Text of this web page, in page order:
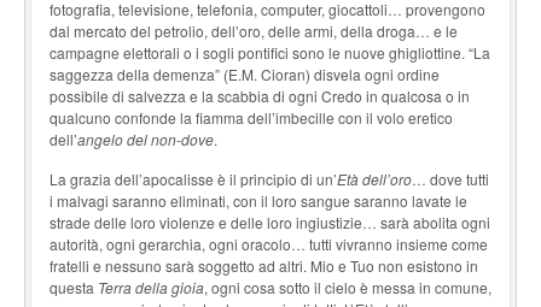
fotografia, televisione, telefonia, computer, giocattoli… provengono
dal mercato del petrolio, dell’oro, delle armi, della droga… e le
campagne elettorali o i sogli pontifici sono le nuove ghigliottine. “La
saggezza della demenza” (E.M. Cioran) disvela ogni ordine
possibile di salvezza e la scabbia di ogni Credo in qualcosa o in
qualcuno confonde la fiamma dell’imbecille con il volo eretico
dell’angelo del non-dove.
La grazia dell’apocalisse è il principio di un’Età dell’oro… dove tutti
i malvagi saranno eliminati, con il loro sangue saranno lavate le
strade delle loro violenze e delle loro ingiustizie… sarà abolita ogni
autorità, ogni gerarchia, ogni oracolo… tutti vivranno insieme come
fratelli e nessuno sarà soggetto ad altri. Mio e Tuo non esistono in
questa Terra della gioia, ogni cosa sotto il cielo è messa in comune,